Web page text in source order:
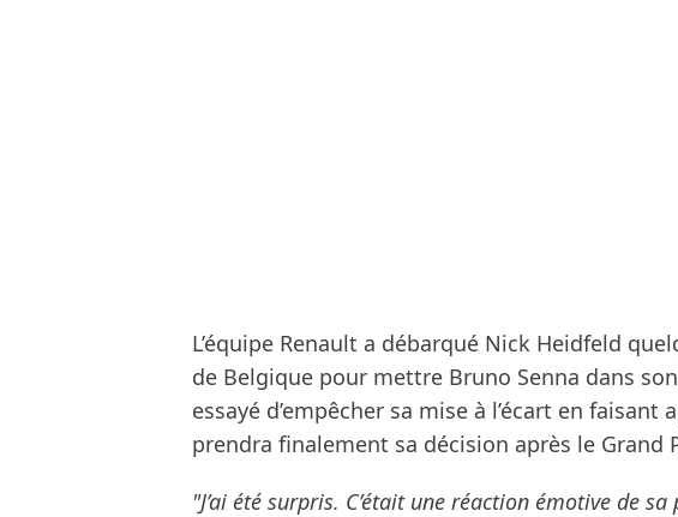
L’équipe Renault a débarqué Nick Heidfeld
de Belgique pour mettre Bruno Senna dans
essayé d’empêcher sa mise à l’écart en
prendra finalement sa décision après le Grand
"J’ai été surpris. C’était une réaction émotive de